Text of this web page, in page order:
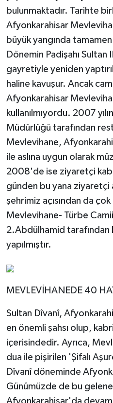
bulunmaktadır. Tarihte
Afyonkarahisar
büyük yangında
Dönemin Padişahı
gayretiyle yeniden
haline kavuşur. Ancak
Afyonkarahisar
kullanılmıyordu. 2007
Müdürlüğü tarafından
Mevlevihane,
ile aslına uygun olarak
2008'de ise ziyaretçi
günden bu yana ziyaretçi
şehrimiz açısından da
Mevlevihane- Türbe
2.Abdülhamid tarafından
yapılmıştır.
MEVLEVİHANEDE 40
Sultan Dîvanî,
en önemli şahsı olup,
içerisindedir. Ayrıca,
dua ile pişirilen 'Şifalı
Dîvanî döneminde
Günümüzde de bu